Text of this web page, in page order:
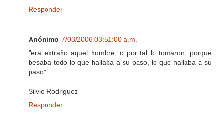
Responder
Anónimo 7/03/2006 03:51:00 a.m.
"era extraño aquel hombre, o por tal lo tomaron, porque
besaba todo lo que hallaba a su paso, lo que hallaba a su
paso"
Silvio Rodriguez
Responder